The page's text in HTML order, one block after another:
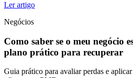
Ler artigo
Negócios
Como saber se o meu negócio
plano prático para recuperar
Guia prático para avaliar perdas e